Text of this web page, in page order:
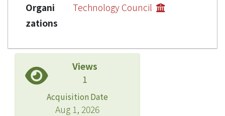
Organi
zations
Technology Council
Views
1
Acquisition Date
Aug 1, 2026